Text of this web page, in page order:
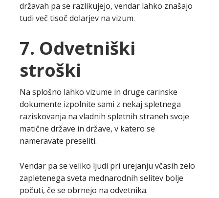
državah pa se razlikujejo, vendar lahko znašajo
tudi več tisoč dolarjev na vizum.
7. Odvetniški
stroški
Na splošno lahko vizume in druge carinske
dokumente izpolnite sami z nekaj spletnega
raziskovanja na vladnih spletnih straneh svoje
matične države in države, v katero se
nameravate preseliti.
Vendar pa se veliko ljudi pri urejanju včasih zelo
zapletenega sveta mednarodnih selitev bolje
počuti, če se obrnejo na odvetnika.